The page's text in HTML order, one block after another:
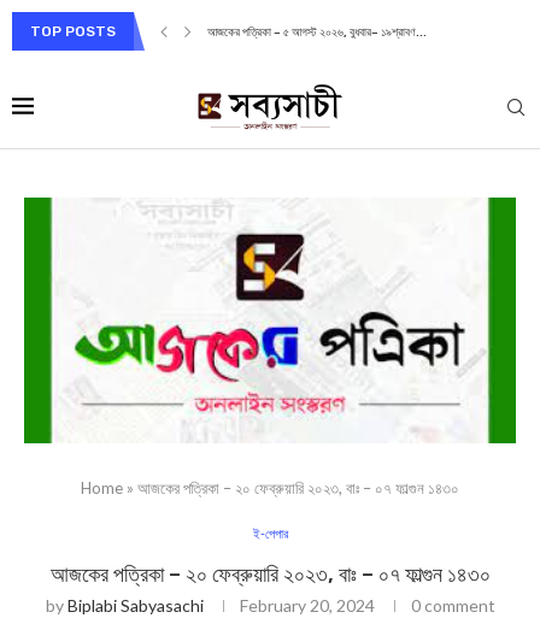
TOP POSTS আজকের পত্রিকা – ৫ আগস্ট ২০২৬, বুধবার– ১৯শ্রাবণ...
Home » আজকের পত্রিকা – ২০ ফেব্রুয়ারি ২০২৩, বাঃ – ০৭ ফাল্গুন ১৪৩০
ই-পেপার
আজকের পত্রিকা – ২০ ফেব্রুয়ারি ২০২৩, বাঃ – ০৭ ফাল্গুন ১৪৩০
byBiplabi Sabyasachi February 20, 2024 0 comment